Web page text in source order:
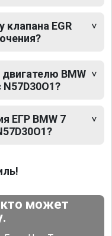
клапана EGR
BMW
ЕГР BMW 7
может